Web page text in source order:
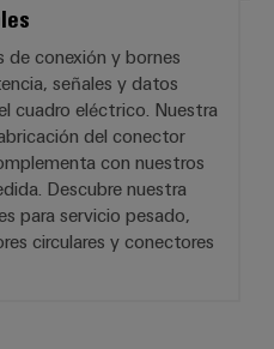
conexión y bornes
señales y datos
cuadro eléctrico. Nuestra
del conector
con nuestros
Descubre nuestra
para servicio pesado,
circulares y conectores